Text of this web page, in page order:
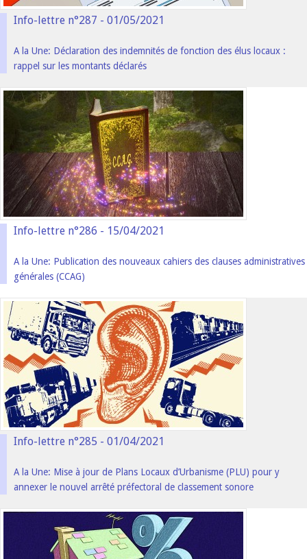
Info-lettre n°287 - 01/05/2021
A la Une: Déclaration des indemnités de fonction des élus locaux :
rappel sur les montants déclarés
Info-lettre n°286 - 15/04/2021
A la Une: Publication des nouveaux cahiers des clauses administratives
générales (CCAG)
Info-lettre n°285 - 01/04/2021
A la Une: Mise à jour de Plans Locaux d’Urbanisme (PLU) pour y
annexer le nouvel arrêté préfectoral de classement sonore